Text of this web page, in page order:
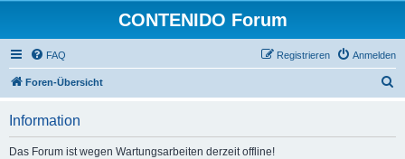
CONTENIDO Forum
FAQ Anmelden
Registrieren
Foren-Übersicht
Information
Das Forum ist wegen Wartungsarbeiten derzeit offline!